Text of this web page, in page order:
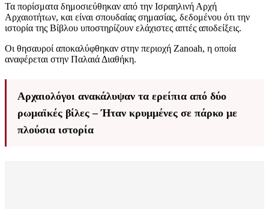
Τα πορίσματα δημοσιεύθηκαν από την Ισραηλινή Αρχή
Αρχαιοτήτων, και είναι σπουδαίας σημασίας, δεδομένου ότι την
ιστορία της Βίβλου υποστηρίζουν ελάχιστες απτές αποδείξεις.
Οι θησαυροί αποκαλύφθηκαν στην περιοχή Zanoah, η οποία
αναφέρεται στην Παλαιά Διαθήκη.
Αρχαιολόγοι ανακάλυψαν τα ερείπια από δύο
ρωμαϊκές βίλες – Ήταν κρυμμένες σε πάρκο με
πλούσια ιστορία